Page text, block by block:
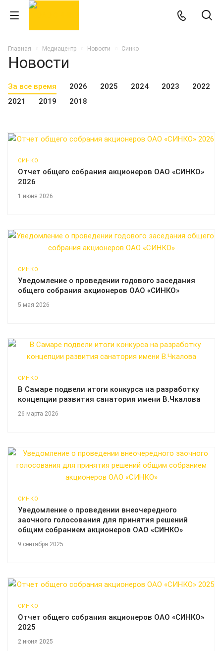
Главная Медиацентр Новости Синко
Новости
За все время 2026 2025 2024 2023
2022
2021
2019 2018
СИНКО
Отчет общего собрания акционеров ОАО «СИНКО»
2026
1 июня 2026
СИНКО
Уведомление о проведении годового заседания
общего собрания акционеров ОАО «СИНКО»
5 мая 2026
СИНКО
В Самаре подвели итоги конкурса на разработку
концепции развития санатория имени В.Чкалова
26 марта 2026
СИНКО
Уведомление о проведении внеочередного
заочного голосования для принятия решений
общим собранием акционеров ОАО «СИНКО»
9 сентября 2025
СИНКО
Отчет общего собрания акционеров ОАО «СИНКО»
2025
2 июня 2025